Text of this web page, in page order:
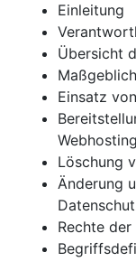
Einleitung
Übersicht
Einsatz
Webhosting
Löschung
Änderung
Rechte